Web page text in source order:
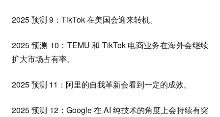
2025 预测 9：TikTok 在美国会迎来转机。
2025 预测 10：TEMU 和 TikTok 电商业务在海外会继续
扩大市场占有率。
2025 预测 11：阿里的自我革新会看到一定的成效。
2025 预测 12：Google 在 AI 纯技术的角度上会持续有突